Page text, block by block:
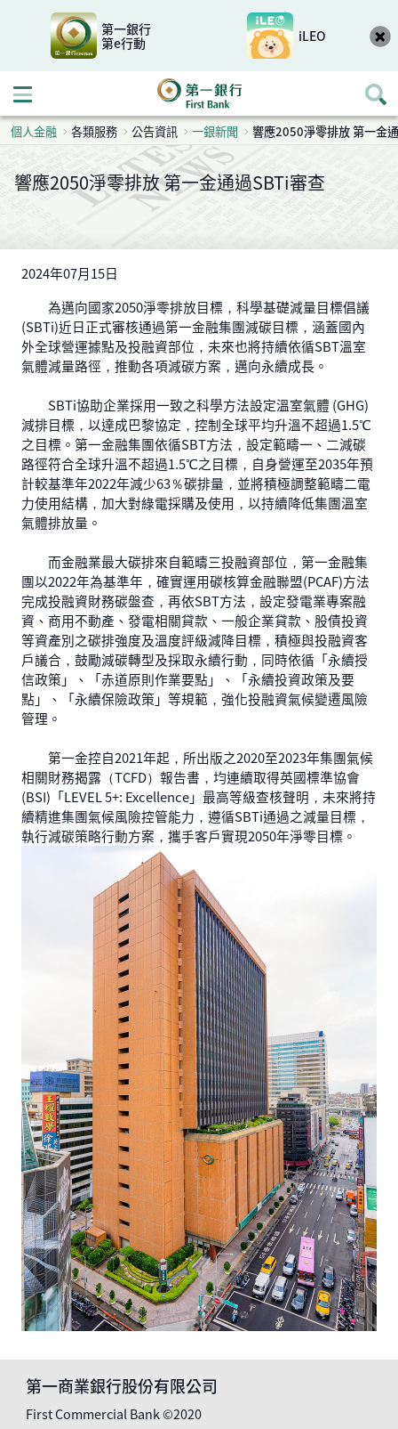
第一銀行
第e行動
iLEO
開啟行動選單
個人金融 各類服務 公告資訊 一銀新聞 響應2050淨零排放 第一金
響應2050淨零排放 第一金通過SBTi審查
2024年07月15日
為邁向國家2050淨零排放目標，科學基礎減量目標倡議
(SBTi)近日正式審核通過第一金融集團減碳目標，涵蓋國內
外全球營運據點及投融資部位，未來也將持續依循SBT溫室
氣體減量路徑，推動各項減碳方案，邁向永續成長。
SBTi協助企業採用一致之科學方法設定溫室氣體 (GHG)
減排目標，以達成巴黎協定，控制全球平均升溫不超過1.5℃
之目標。第一金融集團依循SBT方法，設定範疇一、二減碳
路徑符合全球升溫不超過1.5℃之目標，自身營運至2035年預
計較基準年2022年減少63％碳排量，並將積極調整範疇二電
力使用結構，加大對綠電採購及使用，以持續降低集團溫室
氣體排放量。
而金融業最大碳排來自範疇三投融資部位，第一金融集
團以2022年為基準年，確實運用碳核算金融聯盟(PCAF)方法
完成投融資財務碳盤查，再依SBT方法，設定發電業專案融
資、商用不動產、發電相關貸款、一般企業貸款、股債投資
等資產別之碳排強度及溫度評級減降目標，積極與投融資客
戶議合，鼓勵減碳轉型及採取永續行動，同時依循「永續授
信政策」、「赤道原則作業要點」、「永續投資政策及要
點」、「永續保險政策」等規範，強化投融資氣候變遷風險
管理。
第一金控自2021年起，所出版之2020至2023年集團氣候
相關財務揭露（TCFD）報告書，均連續取得英國標準協會
(BSI)「LEVEL 5+: Excellence」最高等級查核聲明，未來將持
續精進集團氣候風險控管能力，遵循SBTi通過之減量目標，
執行減碳策略行動方案，攜手客戶實現2050年淨零目標。
第一商業銀行股份有限公司
First Commercial Bank ©2020